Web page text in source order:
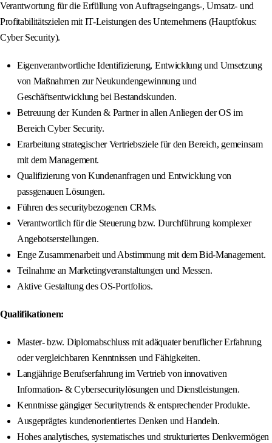
Verantwortung für die Erfüllung von Auftragseingangs-, Umsatz- und
Profitabilitätszielen mit IT-Leistungen des Unternehmens (Hauptfokus:
Cyber Security).
Eigenverantwortliche Identifizierung, Entwicklung und Umsetzung
von Maßnahmen zur Neukundengewinnung und
Geschäftsentwicklung bei Bestandskunden.
Betreuung der Kunden & Partner in allen Anliegen der OS im
Bereich Cyber Security.
Erarbeitung strategischer Vertriebsziele für den Bereich, gemeinsam
mit dem Management.
Qualifizierung von Kundenanfragen und Entwicklung von
passgenauen Lösungen.
Führen des securitybezogenen CRMs.
Verantwortlich für die Steuerung bzw. Durchführung komplexer
Angebotserstellungen.
Enge Zusammenarbeit und Abstimmung mit dem Bid-Management.
Teilnahme an Marketingveranstaltungen und Messen.
Aktive Gestaltung des OS-Portfolios.
Qualifikationen:
Master- bzw. Diplomabschluss mit adäquater beruflicher Erfahrung
oder vergleichbaren Kenntnissen und Fähigkeiten.
Langjährige Berufserfahrung im Vertrieb von innovativen
Information- & Cybersecuritylösungen und Dienstleistungen.
Kenntnisse gängiger Securitytrends & entsprechender Produkte.
Ausgeprägtes kundenorientiertes Denken und Handeln.
Hohes analytisches, systematisches und strukturiertes Denkvermögen